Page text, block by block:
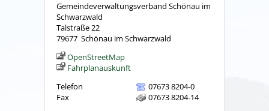
Gemeindeverwaltungsverband Schönau im
Schwarzwald
Talstraße 22
79677 Schönau im Schwarzwald
OpenStreetMap
Fahrplanauskunft
Telefon
07673 8204-0
Fax
07673 8204-14